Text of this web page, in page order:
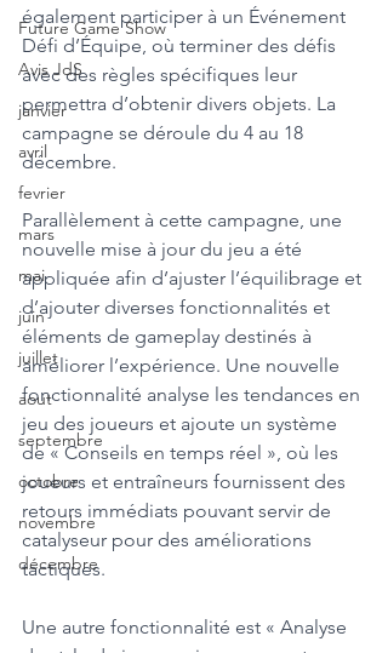
Future Game Show
Avis JdS
janvier
avril
fevrier
mars
mai
juin
juillet
aout
septembre
octobre
novembre
décembre
également participer à un Événement
Défi d’Équipe, où terminer des défis
avec des règles spécifiques leur
permettra d’obtenir divers objets. La
campagne se déroule du 4 au 18
décembre.
Parallèlement à cette campagne, une
nouvelle mise à jour du jeu a été
appliquée afin d’ajuster l’équilibrage et
d’ajouter diverses fonctionnalités et
éléments de gameplay destinés à
améliorer l’expérience. Une nouvelle
fonctionnalité analyse les tendances en
jeu des joueurs et ajoute un système
de « Conseils en temps réel », où les
joueurs et entraîneurs fournissent des
retours immédiats pouvant servir de
catalyseur pour des améliorations
tactiques.
Une autre fonctionnalité est « Analyse